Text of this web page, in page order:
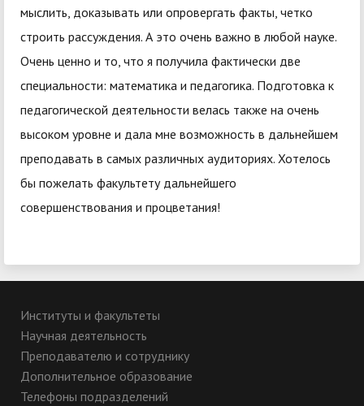
мыслить, доказывать или опровергать факты, четко
строить рассуждения. А это очень важно в любой науке.
Очень ценно и то, что я получила фактически две
специальности: математика и педагогика. Подготовка к
педагогической деятельности велась также на очень
высоком уровне и дала мне возможность в дальнейшем
преподавать в самых различных аудиториях. Хотелось
бы пожелать факультету дальнейшего
совершенствования и процветания!
Институты и факультеты
Научная деятельность
Преподавателю и сотруднику
Дополнительное образование
Телефоны подразделений